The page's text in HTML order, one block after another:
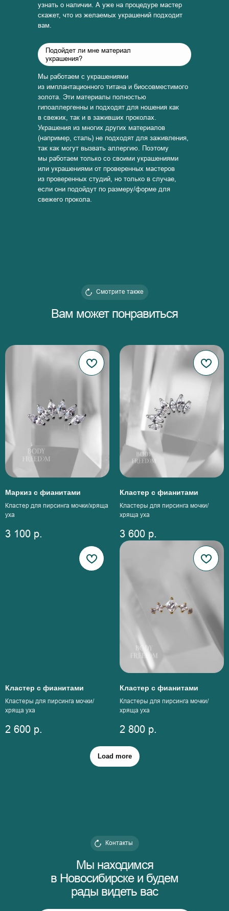
узнать о наличии. А уже на процедуре мастер
скажет, что из желаемых украшений подходит
вам.
Подойдет ли мне материал
украшения?
Мы работаем с украшениями
из имплантационного титана и биосовместимого
золота. Эти материалы полностью
гипоаллергенны и подходят для ношения как
в свежих, так и в заживших проколах.
Украшения из многих других материалов
(например, сталь) не подходят для заживления,
так как могут вызвать аллергию. Поэтому
мы работаем только со своими украшениями
или украшениями от проверенных мастеров
из проверенных студий, но только в случае,
если они подойдут по размеру/форме для
свежего прокола.
Вам может понравиться
Смотрите также
Маркиз с фианитами
Кластер для пирсинга мочки/хряща
уха
3 100 р.
Кластер с фианитами
Кластеры для пирсинга мочки/
хряща уха
3 600 р.
Кластер с фианитами
Кластеры для пирсинга мочки/
хряща уха
2 600 р.
Кластер с фианитами
Кластеры для пирсинга мочки/
хряща уха
2 800 р.
Load more
Мы находимся
в Новосибирске и будем
рады видеть вас
Контакты